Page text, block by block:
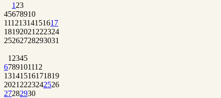
1 23
45678910
11121314151617
18192021 222324
25262728293031
1 2345
6789101112
13141516171819
2021 2223242526
27282930